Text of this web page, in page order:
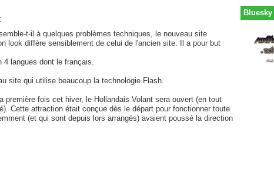
t-il à quelques problèmes techniques, le nouveau site
look diffère sensiblement de celui de l'ancien site. Il a pour but
langues dont le français.
site qui utilise beaucoup la technologie Flash.
première fois cet hiver, le Hollandais Volant sera ouvert (en tout
Cette attraction était conçue dès le départ pour fonctionner toute
(et qui sont depuis lors arrangés) avaient poussé la direction
Bluesky